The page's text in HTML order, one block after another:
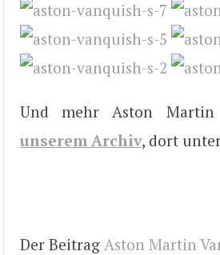
Und mehr Aston
unserem Archiv, dort
Der Beitrag Aston Martin